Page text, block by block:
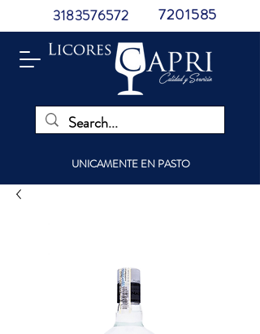
UNICAMENTE EN PASTO
3183576572 7201585